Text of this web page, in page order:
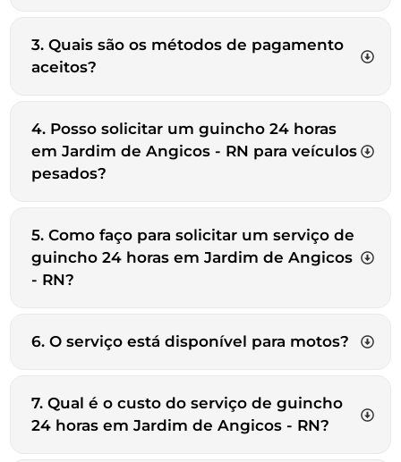
3. Quais são os métodos de pagamento
aceitos?
4. Posso solicitar um guincho 24 horas
em Jardim de Angicos - RN para veículos
pesados?
5. Como faço para solicitar um serviço de
guincho 24 horas em Jardim de Angicos
- RN?
6. O serviço está disponível para motos?
7. Qual é o custo do serviço de guincho
24 horas em Jardim de Angicos - RN?